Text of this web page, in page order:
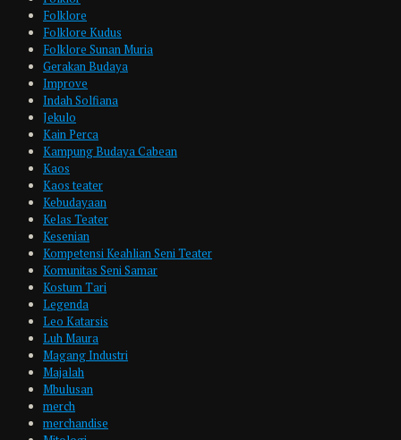
Folklore
Folklore Kudus
Folklore Sunan Muria
Gerakan Budaya
Improve
Indah Solfiana
Jekulo
Kain Perca
Kampung Budaya Cabean
Kaos
Kaos teater
Kebudayaan
Kelas Teater
Kesenian
Kompetensi Keahlian Seni Teater
Komunitas Seni Samar
Kostum Tari
Legenda
Leo Katarsis
Luh Maura
Magang Industri
Majalah
Mbulusan
merch
merchandise